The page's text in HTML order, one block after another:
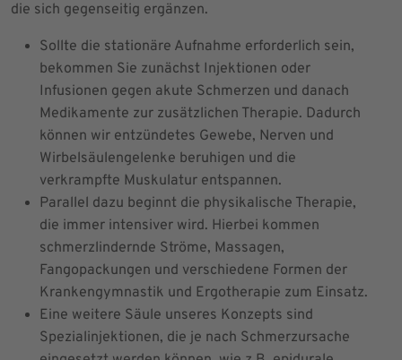
die sich gegenseitig ergänzen.
Sollte die stationäre Aufnahme erforderlich sein,
bekommen Sie zunächst Injektionen oder
Infusionen gegen akute Schmerzen und danach
Medikamente zur zusätzlichen Therapie. Dadurch
können wir entzündetes Gewebe, Nerven und
Wirbelsäulengelenke beruhigen und die
verkrampfte Muskulatur entspannen.
Parallel dazu beginnt die physikalische Therapie,
die immer intensiver wird. Hierbei kommen
schmerzlindernde Ströme, Massagen,
Fangopackungen und verschiedene Formen der
Krankengymnastik und Ergotherapie zum Einsatz.
Eine weitere Säule unseres Konzepts sind
Spezialinjektionen, die je nach Schmerzursache